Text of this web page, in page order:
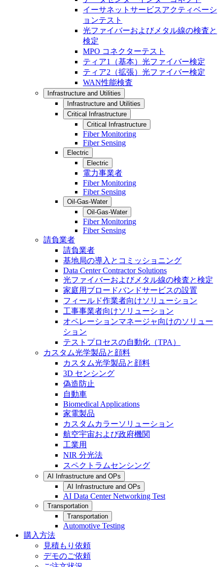
イーサネットサービスアクティベーシ
ョンテスト
光ファイバーおよびメタル線の検査と
検定
MPO コネクターテスト
ティア1（基本）光ファイバー検定
ティア2（拡張）光ファイバー検定
WAN性能検査
Infrastructure and Utilities
Infrastructure and Utilities
Critical Infrastructure
Critical Infrastructure
Fiber Monitoring
Fiber Sensing
Electric
Electric
電力事業者
Fiber Monitoring
Fiber Sensing
Oil-Gas-Water
Oil-Gas-Water
Fiber Monitoring
Fiber Sensing
請負業者
請負業者
基地局の導入とコミッショニング
Data Center Contractor Solutions
光ファイバーおよびメタル線の検査と検定
家庭用ブロードバンドサービスの設置
フィールド作業者向けソリューション
工事事業者向けソリューション
オペレーションマネージャ向けのソリュー
ション
テストプロセスの自動化（TPA）
カスタム光学製品と顔料
カスタム光学製品と顔料
3D センシング
偽造防止
自動車
Biomedical Applications
家電製品
カスタムカラーソリューション
航空宇宙および政府機関
工業用
NIR 分光法
スペクトラムセンシング
AI Infrastructure and OPs
AI Infrastructure and OPs
AI Data Center Networking Test
Transportation
Transportation
Automotive Testing
購入方法
見積もり依頼
デモのご依頼